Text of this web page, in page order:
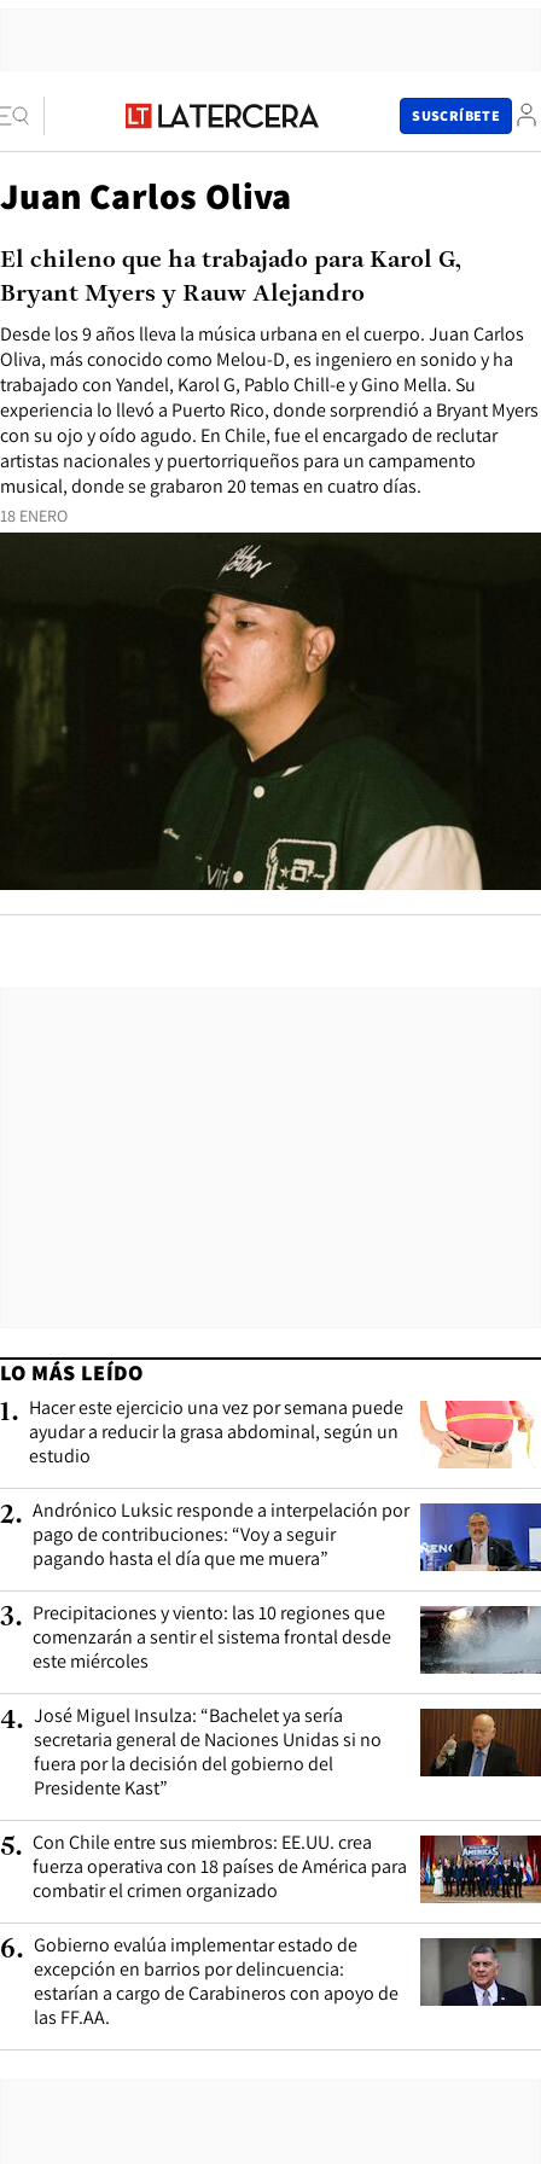
SUSCRÍBETE
Juan Carlos Oliva
18 ENERO
Desde los 9 años lleva la música urbana en el cuerpo. Juan Carlos
Oliva, más conocido como Melou-D, es ingeniero en sonido y ha
trabajado con Yandel, Karol G, Pablo Chill-e y Gino Mella. Su
experiencia lo llevó a Puerto Rico, donde sorprendió a Bryant Myers
con su ojo y oído agudo. En Chile, fue el encargado de reclutar
artistas nacionales y puertorriqueños para un campamento
musical, donde se grabaron 20 temas en cuatro días.
El chileno que ha trabajado para Karol G,
Bryant Myers y Rauw Alejandro
LO MÁS LEÍDO
1. Hacer este ejercicio una vez por semana puede
ayudar a reducir la grasa abdominal, según un
estudio
2. Andrónico Luksic responde a interpelación por
pago de contribuciones: “Voy a seguir
pagando hasta el día que me muera”
3. Precipitaciones y viento: las 10 regiones que
comenzarán a sentir el sistema frontal desde
este miércoles
4. José Miguel Insulza: “Bachelet ya sería
secretaria general de Naciones Unidas si no
fuera por la decisión del gobierno del
Presidente Kast”
5. Con Chile entre sus miembros: EE.UU. crea
fuerza operativa con 18 países de América para
combatir el crimen organizado
6. Gobierno evalúa implementar estado de
excepción en barrios por delincuencia:
estarían a cargo de Carabineros con apoyo de
las FF.AA.